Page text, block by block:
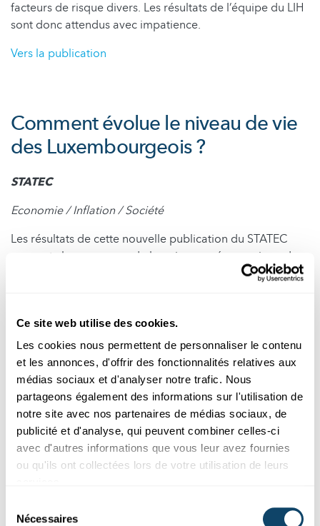
Ce site web utilise des cookies.
Les cookies nous permettent de personnaliser le contenu
et les annonces, d'offrir des fonctionnalités relatives aux
médias sociaux et d'analyser notre trafic. Nous
partageons également des informations sur l'utilisation de
notre site avec nos partenaires de médias sociaux, de
publicité et d'analyse, qui peuvent combiner celles-ci
avec d'autres informations que vous leur avez fournies
ou qu'ils ont collectées lors de votre utilisation de leurs
Nécessaires
facteurs de risque divers. Les résultats de l’équipe du LIH
sont donc attendus avec impatience.
Vers la publication
Comment évolue le niveau de vie
des Luxembourgeois ?
STATEC
Economie / Inflation / Société
Les résultats de cette nouvelle publication du STATEC
peuvent choquer au vu de la puissance économique du
Luxembourg : 20% des ménages du Grand-Duché
la population (contre 22% en UE, selon Eurostat). Qui plus
est, desinégalités importantespersistent au sein de la
population.
En effet, l’année 2022 voit une nette progression de
l’inflation, ce qui engendre pour de nombreux ménages
des difficultés économiques non négligeables avec des
privations matérielles associées. On entend par là :
l’incapacité financière de remplacer des meubles usés,
de s’offrir une semaine de vacances ou un repas à base